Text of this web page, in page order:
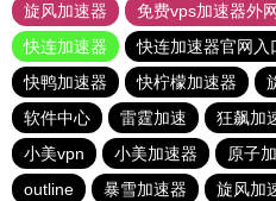
旋风加速器
免费vps加速器外
快连加速器
快连加速器官网入
快鸭加速器
快柠檬加速器
软件中心
雷霆加速 狂飙加
小美vpn
小美加速器
原子
outline
暴雪加速器 旋风加